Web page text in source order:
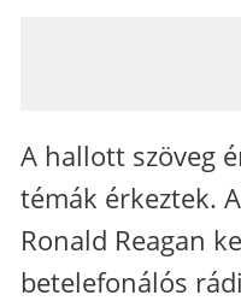
A hallott szöveg
témák érkeztek.
Ronald Reagan
betelefonálós